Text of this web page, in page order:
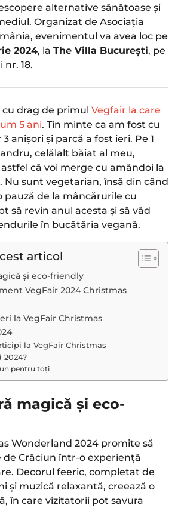
alternative sănătoase și
Organizat de Asociația
evenimentul va avea loc pe
2024, la The Villa București, pe
18.
drag de primul Vegfair la care
5 ani. Tin minte ca am fost cu
anișori și parcă a fost ieri. Pe 1
celălalt băiat al meu,
că voi merge cu amândoi la
Nu sunt vegetarian, însă din când
pauză de la mâncărurile cu
să revin anul acesta și să văd
în bucătăria vegană.
articol
și eco-friendly
VegFair 2024 Christmas
la VegFair Christmas
la VegFair Christmas
2024?
pentru toți
magică și eco-
Wonderland 2024 promite să
de Crăciun într-o experiență
Decorul feeric, completat de
și muzică relaxantă, creează o
în care vizitatorii pot savura